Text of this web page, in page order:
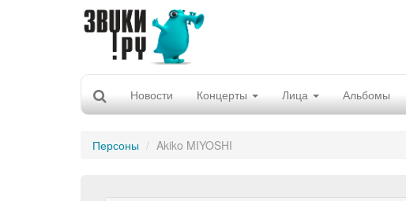
Новости Концерты Лица Альбомы
Персоны Akiko MIYOSHI